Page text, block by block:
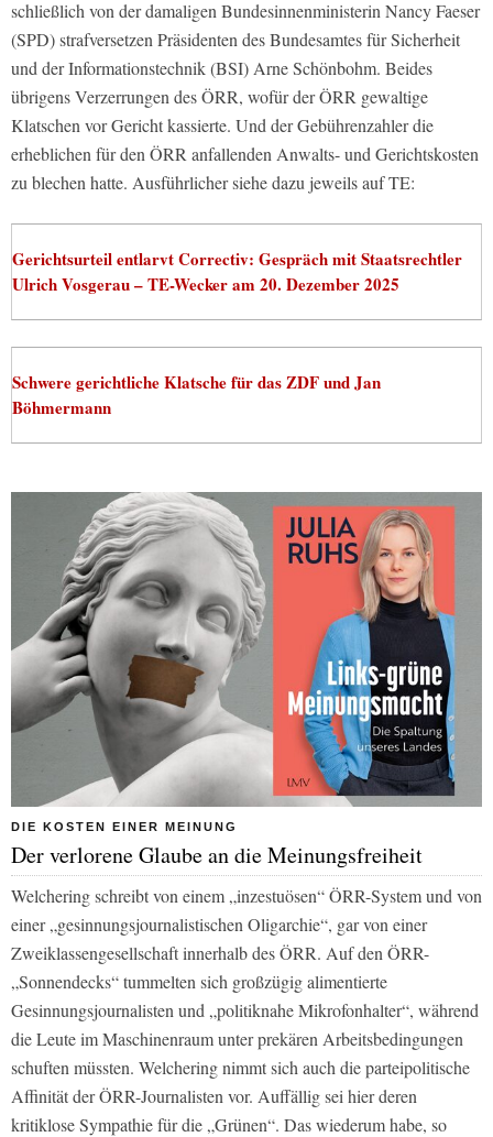
schließlich von der damaligen Bundesinnenministerin Nancy Faeser
(SPD) strafversetzen Präsidenten des Bundesamtes für Sicherheit
und der Informationstechnik (BSI) Arne Schönbohm. Beides
übrigens Verzerrungen des ÖRR, wofür der ÖRR gewaltige
Klatschen vor Gericht kassierte. Und der Gebührenzahler die
erheblichen für den ÖRR anfallenden Anwalts- und Gerichtskosten
zu blechen hatte. Ausführlicher siehe dazu jeweils auf TE:
Gerichtsurteil entlarvt Correctiv: Gespräch mit Staatsrechtler
Ulrich Vosgerau – TE-Wecker am 20. Dezember 2025
Schwere gerichtliche Klatsche für das ZDF und Jan
Böhmermann
DIE KOSTEN EINER MEINUNG
Der verlorene Glaube an die Meinungsfreiheit
Welchering schreibt von einem „inzestuösen“ ÖRR-System und von
einer „gesinnungsjournalistischen Oligarchie“, gar von einer
Zweiklassengesellschaft innerhalb des ÖRR. Auf den ÖRR-
„Sonnendecks“ tummelten sich großzügig alimentierte
Gesinnungsjournalisten und „politiknahe Mikrofonhalter“, während
die Leute im Maschinenraum unter prekären Arbeitsbedingungen
schuften müssten. Welchering nimmt sich auch die parteipolitische
Affinität der ÖRR-Journalisten vor. Auffällig sei hier deren
kritiklose Sympathie für die „Grünen“. Das wiederum habe, so